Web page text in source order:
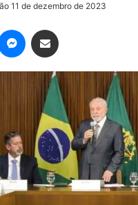
11 de dezembro de 2023
Messenger